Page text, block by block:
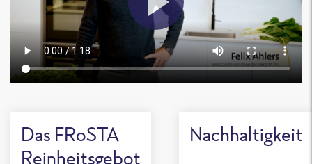
Das FRoSTA
Reinheitsgebot
Nachhaltigkeit